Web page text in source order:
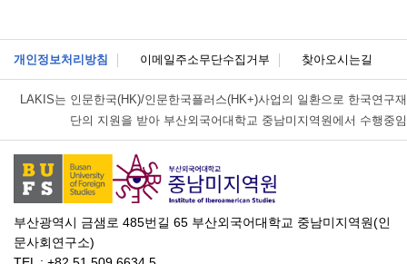
개인정보처리방침 이메일주소무단수집거부 찾아오시는길
LAKIS는 인문한국(HK)/인문한국플러스(HK+)사업의 일환으로 한국연구재
단의 지원을 받아 부산외국어대학교 중남미지역원에서 수행중임
부산광역시 금샘로 485번길 65 부산외국어대학교 중남미지역원(인
문사회연구소)